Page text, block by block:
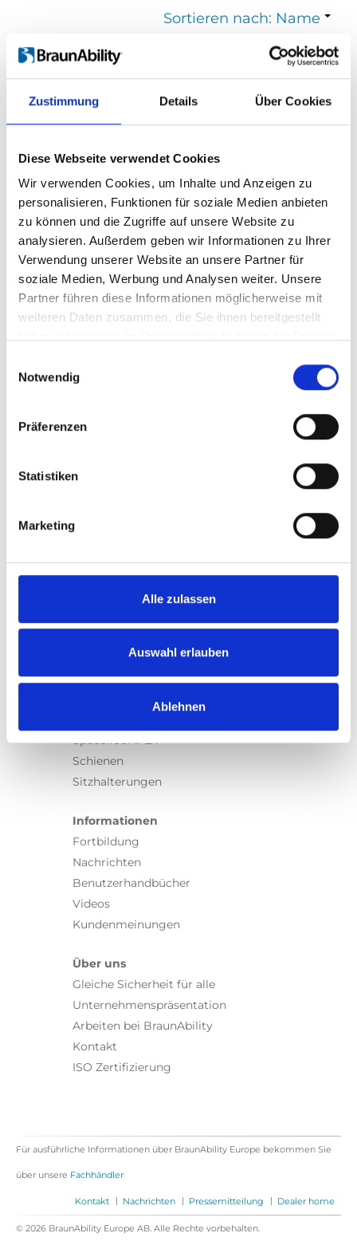
Zustimmung Details Über Cookies
Diese Webseite verwendet Cookies
Wir verwenden Cookies, um Inhalte und Anzeigen zu
personalisieren, Funktionen für soziale Medien anbieten
zu können und die Zugriffe auf unsere Website zu
analysieren. Außerdem geben wir Informationen zu Ihrer
Verwendung unserer Website an unsere Partner für
soziale Medien, Werbung und Analysen weiter. Unsere
Partner führen diese Informationen möglicherweise mit
weiteren Daten zusammen, die Sie ihnen bereitgestellt
Notwendig
Präferenzen
Statistiken
Marketing
Alle zulassen
Auswahl erlauben
Ablehnen
Sortieren nach: Name
Zurück
Wenn Sie nach einem Video zu einem bestimmten Produkt
Menü auf der linken Seite auswählen. Bitte beachten Sie, dass es
nicht zu allen Produkten eigene Videos gibt.
Einbetten
Unter jedem Video finden Sie einen Code, mit dem Sie das Video
auf Ihrer Webseite einbetten können.
Abonnieren
Abonnieren Sie hier unseren YouTube-Kanal, um sofort
benachrichtigt zu werden, wenn wir ein neues Video hochladen.
Produkte
Turny Evo
Turny Low Vehicle
Rollstuhllifte
Spacefloor® LX
Schienen
Sitzhalterungen
Informationen
Fortbildung
Nachrichten
Benutzerhandbücher
Videos
Kundenmeinungen
Über uns
Gleiche Sicherheit für alle
Unternehmenspräsentation
Arbeiten bei BraunAbility
Kontakt
ISO Zertifizierung
Für ausführliche Informationen über BraunAbility Europe bekommen Sie
über unsere Fachhändler
Kontakt | Nachrichten | Pressemitteilung | Dealer home
© 2026 BraunAbility Europe AB. Alle Rechte vorbehalten.